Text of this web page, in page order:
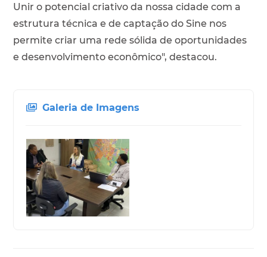
Unir o potencial criativo da nossa cidade com a
estrutura técnica e de captação do Sine nos
permite criar uma rede sólida de oportunidades
e desenvolvimento econômico", destacou.
Galeria de Imagens